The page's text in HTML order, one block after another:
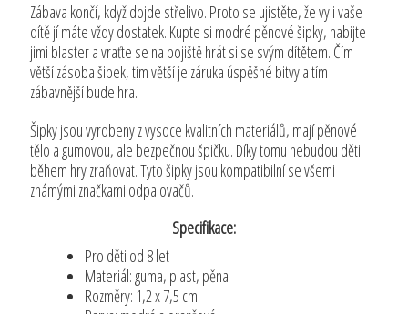
Zábava končí, když dojde střelivo. Proto se ujistěte, že vy i vaše
dítě jí máte vždy dostatek. Kupte si modré pěnové šipky, nabijte
jimi blaster a vraťte se na bojiště hrát si se svým dítětem. Čím
větší zásoba šipek, tím větší je záruka úspěšné bitvy a tím
zábavnější bude hra.
Šipky jsou vyrobeny z vysoce kvalitních materiálů, mají pěnové
tělo a gumovou, ale bezpečnou špičku. Díky tomu nebudou děti
během hry zraňovat. Tyto šipky jsou kompatibilní se všemi
známými značkami odpalovačů.
Specifikace:
Pro děti od 8 let
Materiál: guma, plast, pěna
Rozměry: 1,2 x 7,5 cm